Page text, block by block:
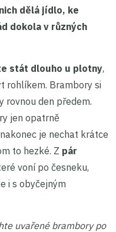
dělá jídlo, ke
dokola v různých
stát dlouho u plotny,
rohlíkem. Brambory si
rovnou den předem.
jen opatrně
je nechat krátce
to hezké. Z pár
voní po česneku,
i s obyčejným
uvařené brambory po